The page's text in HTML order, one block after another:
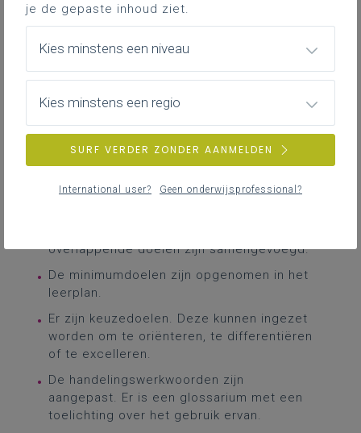
- Welke veranderingen zijn er ten
opzichte van het vorige leerplan?
- Meer toelichting bij de krachtlijnen.
- Tips voor de implementatie van
het leerplan, de didactische aanpak
en voor de vakgroepwerking.
Verandering in een
overlappende doelen zijn samengevoegd.
De minimumdoelen zijn opgenomen in het
leerplan.
Er zijn keuzedoelen. Deze kunnen ingezet
worden om te oriënteren, te differentiëren
of te excelleren.
De handelingswerkwoorden zijn
aangepast. Er is een glossarium met een
toelichting over het gebruik ervan.
je de gepaste inhoud ziet.
Kies minstens een niveau
Kies minstens een regio
SURF VERDER ZONDER AANMELDEN
International user? Geen onderwijsprofessional?